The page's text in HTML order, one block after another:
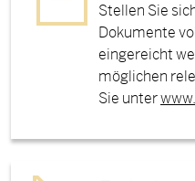
Stellen Sie
Dokumente
eingereicht
möglichen
Sie unter